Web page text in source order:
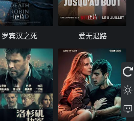
正片
罗宾汉之死
正片
爱无退路